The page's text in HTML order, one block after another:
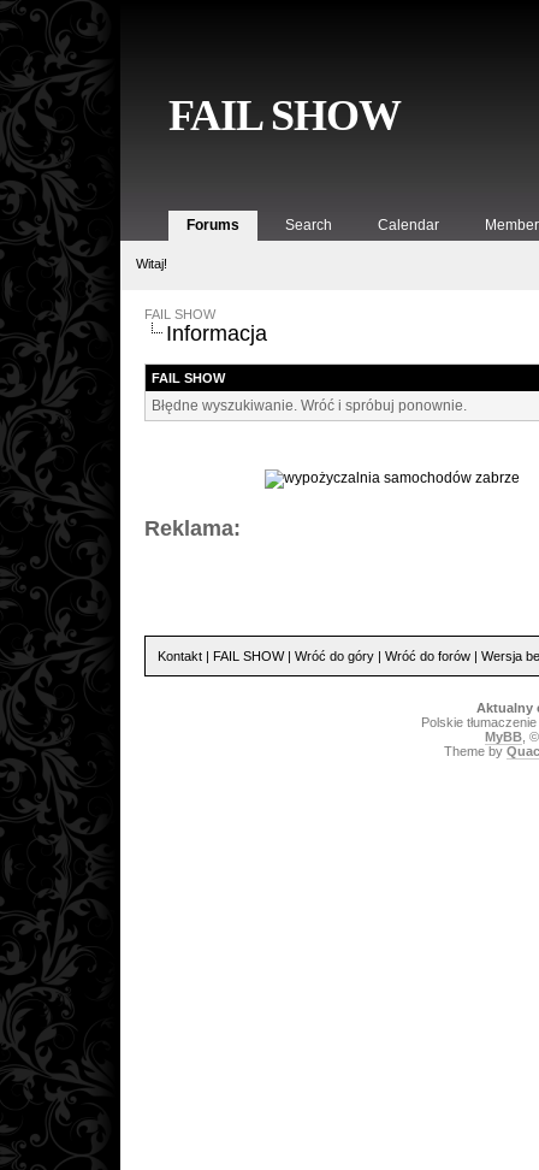
FAIL SHOW
Forums Search Calendar
Witaj!
FAIL SHOW
Informacja
FAIL SHOW
Błędne wyszukiwanie. Wróć i spróbuj ponownie.
Reklama:
Kontakt | FAIL SHOW| Wróć do góry | Wróć do forów | Wersja
Aktualny
Polskie
MyBB ,
Theme by